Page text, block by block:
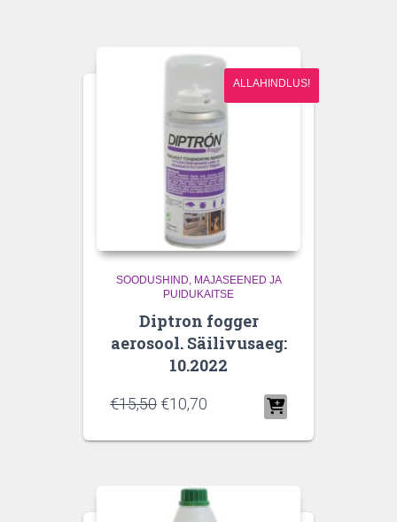
LAOST OTSAS
ALLAHINDLUS!
SOODUSHIND
MAJASEENED JA
PUIDUKAITSE
Diptron fogger
aerosool. Säilivusaeg:
10.2022
€15,50 €10,70